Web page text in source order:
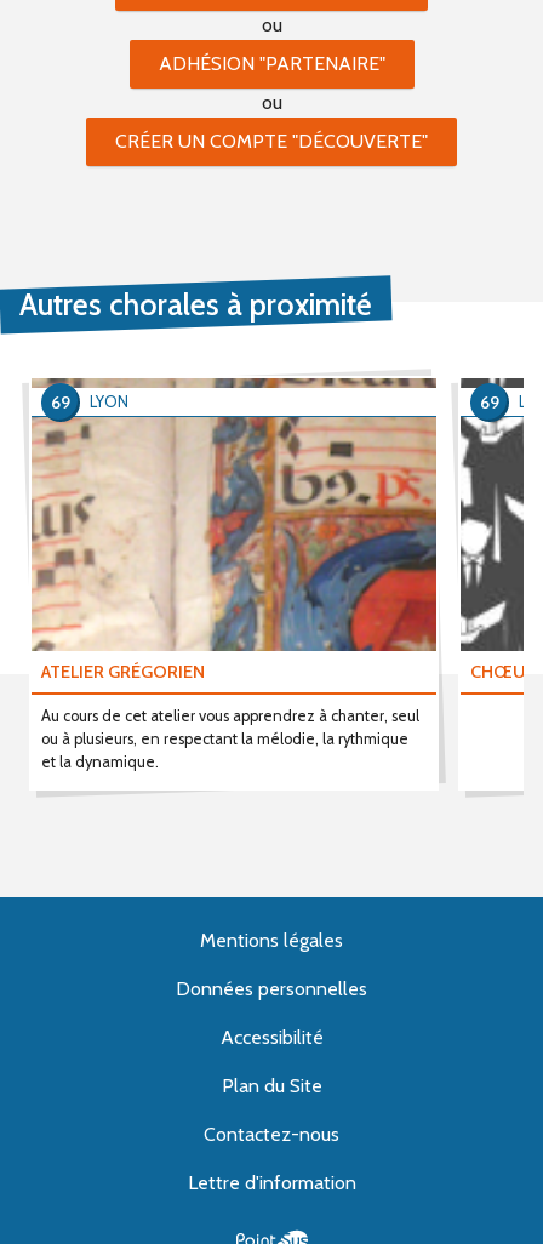
ou
ADHÉSION "PARTENAIRE"
ou
CRÉER UN COMPTE "DÉCOUVERTE"
Autres chorales à proximité
ATELIER GRÉGORIEN
Au cours de cet atelier vous apprendrez à chanter, seul
ou à plusieurs, en respectant la mélodie, la rythmique
et la dynamique.
LYON
69
CHŒUR
69
Mentions légales
Données personnelles
Accessibilité
Plan du Site
Contactez-nous
Lettre d'information